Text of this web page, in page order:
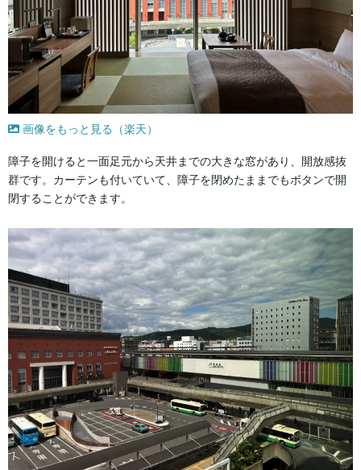
画像をもっと見る（楽天）
障子を開けると一面足元から天井までの大きな窓があり、開放感抜
群です。カーテンも付いていて、障子を閉めたままでもボタンで開
閉することができます。